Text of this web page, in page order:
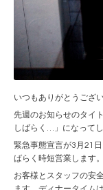
いつもありがとうござい
先週のお知らせのタイ
しばらく…」になって
緊急事態宣言が3月21
ばらく時短営業します。
お客様とスタッフの安